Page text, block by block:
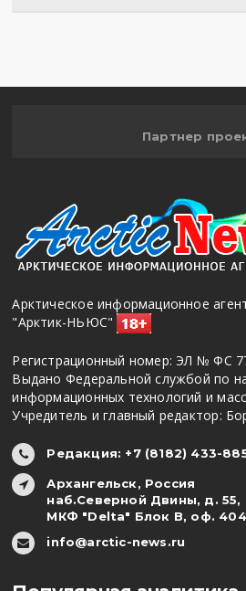
Партнер
Арктическое информационное
"Арктик-НЬЮС"
Регистрационный номер: ЭЛ № ФС
Выдано Федеральной службой по
информационных технологий и
Учредитель и главный редактор:
Редакция: +7 (8182) 433-
Архангельск, Россия
наб.Северной Двины, д. 55,
МКФ "Delta" Блок В, оф. 404
info@arctic-news.ru